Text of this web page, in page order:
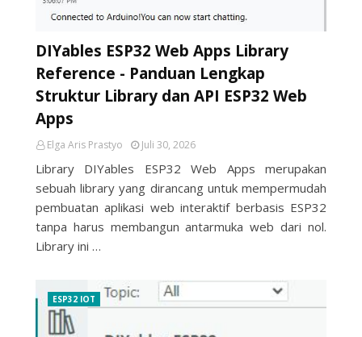
DIYables ESP32 Web Apps Library
Reference - Panduan Lengkap
Struktur Library dan API ESP32 Web
Apps
Elga Aris Prastyo Juli 30, 2026
Library DIYables ESP32 Web Apps merupakan
sebuah library yang dirancang untuk mempermudah
pembuatan aplikasi web interaktif berbasis ESP32
tanpa harus membangun antarmuka web dari nol.
Library ini …
ESP32 IOT